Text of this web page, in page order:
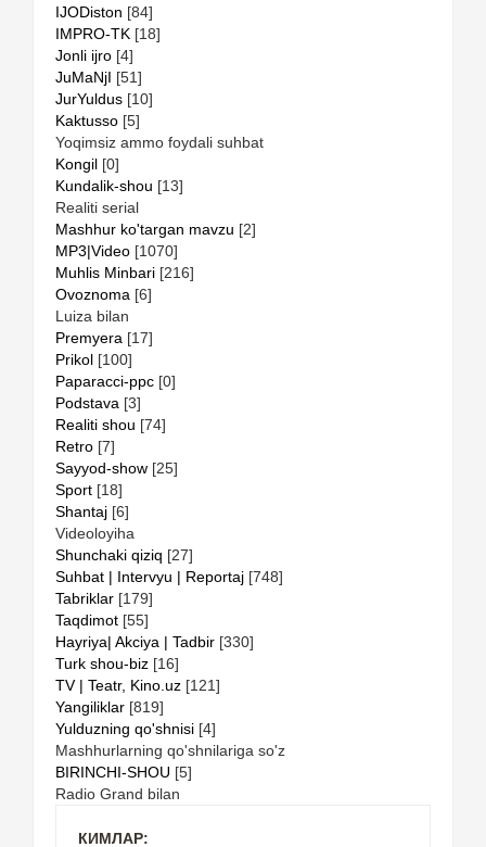
IJODiston [84]
IMPRO-TK [18]
Jonli ijro [4]
JuMaNjI [51]
JurYuldus [10]
Kaktusso [5]
Yoqimsiz ammo foydali suhbat
Kongil [0]
Kundalik-shou [13]
Realiti serial
Mashhur ko'targan mavzu [2]
MP3|Video [1070]
Muhlis Minbari [216]
Ovoznoma [6]
Luiza bilan
Premyera [17]
Prikol [100]
Paparacci-ppc [0]
Podstava [3]
Realiti shou [74]
Retro [7]
Sayyod-show [25]
Sport [18]
Shantaj [6]
Videoloyiha
Shunchaki qiziq [27]
Suhbat | Intervyu | Reportaj [748]
Tabriklar [179]
Taqdimot [55]
Hayriya| Akciya | Tadbir [330]
Turk shou-biz [16]
TV | Teatr, Kino.uz [121]
Yangiliklar [819]
Yulduzning qo'shnisi [4]
Mashhurlarning qo'shnilariga so'z
BIRINCHI-SHOU [5]
Radio Grand bilan
КИМЛАР: